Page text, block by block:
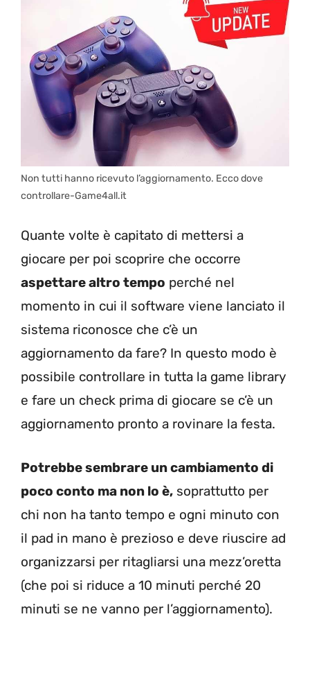
Non tutti hanno ricevuto l’aggiornamento. Ecco dove
controllare-Game4all.it
Quante volte è capitato di mettersi a
giocare per poi scoprire che occorre
aspettare altro tempo perché nel
momento in cui il software viene lanciato il
sistema riconosce che c’è un
aggiornamento da fare? In questo modo è
possibile controllare in tutta la game library
e fare un check prima di giocare se c’è un
aggiornamento pronto a rovinare la festa.
Potrebbe sembrare un cambiamento di
poco conto ma non lo è, soprattutto per
chi non ha tanto tempo e ogni minuto con
il pad in mano è prezioso e deve riuscire ad
organizzarsi per ritagliarsi una mezz’oretta
(che poi si riduce a 10 minuti perché 20
minuti se ne vanno per l’aggiornamento).